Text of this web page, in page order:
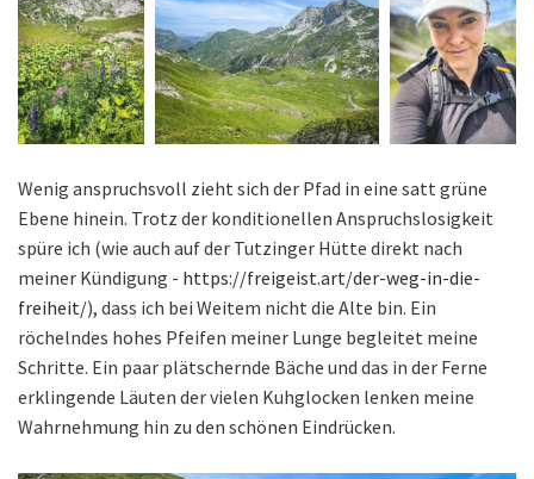
Wenig anspruchsvoll zieht sich der Pfad in eine satt grüne
Ebene hinein. Trotz der konditionellen Anspruchslosigkeit
spüre ich (wie auch auf der Tutzinger Hütte direkt nach
meiner Kündigung - https://freigeist.art/der-weg-in-die-
freiheit/), dass ich bei Weitem nicht die Alte bin. Ein
röchelndes hohes Pfeifen meiner Lunge begleitet meine
Schritte. Ein paar plätschernde Bäche und das in der Ferne
erklingende Läuten der vielen Kuhglocken lenken meine
Wahrnehmung hin zu den schönen Eindrücken.